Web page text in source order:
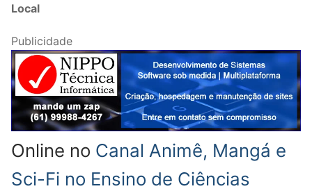
Local
Publicidade
Online no Canal Animê, Mangá e
Sci-Fi no Ensino de Ciências